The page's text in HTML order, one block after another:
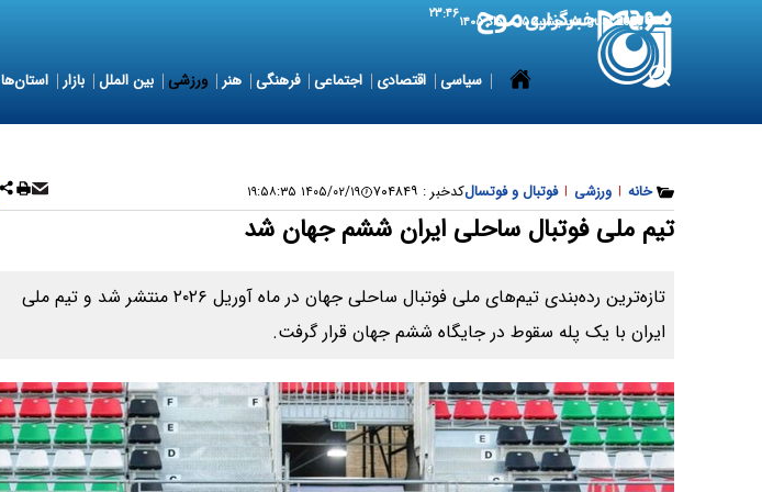
6 August 2026 پنجشنبه ۱۵ مرداد ۱۴۰۵ ۲۳:۴۶
سیاسی اقتصادی اجتماعی فرهنگی هنر ورزشی بین الملل بازار استان‌ها
خانه | ورزشی | فوتبال و فوتسالکدخبر : ۷۰۴۸۴۹ ۱۴۰۵/۰۲/۱۹ ۱۹:۵۸:۳۵
تیم ملی فوتبال ساحلی ایران ششم جهان شد
تازه‌ترین رده‌بندی تیم‌های ملی فوتبال ساحلی جهان در ماه آوریل ۲۰۲۶ منتشر شد و تیم ملی
ایران با یک پله سقوط در جایگاه ششم جهان قرار گرفت.